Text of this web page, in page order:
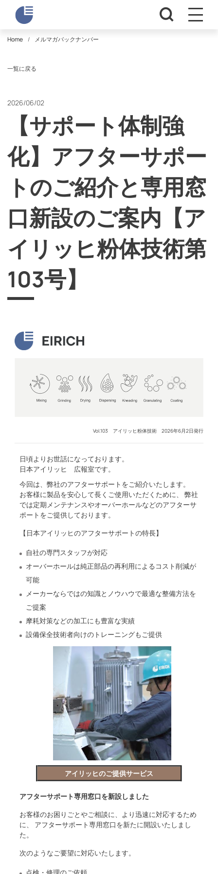
Home メルマガバックナンバー
一覧に戻る
2026/06/02
【サポート体制強
化】アフターサポー
トのご紹介と専用窓
口新設のご案内【ア
イリッヒ粉体技術第
103号】
Vol.103 アイリッヒ粉体技術 2026年6月2日発行
日頃よりお世話になっております。
日本アイリッヒ 広報室です。
今回は、弊社のアフターサポートをご紹介いたします。
お客様に製品を安心して長くご使用いただくために、 弊社
では定期メンテナンスやオーバーホールなどのアフターサ
ポートをご提供しております。
【日本アイリッヒのアフターサポートの特長】
自社の専門スタッフが対応
オーバーホールは純正部品の再利用によるコスト削減が
可能
メーカーならではの知識とノウハウで最適な整備方法を
ご提案
摩耗対策などの加工にも豊富な実績
設備保全技術者向けのトレーニングもご提供
アイリッヒのご提供サービス
アフターサポート専用窓口を新設しました
お客様のお困りごとやご相談に、より迅速に対応するため
に、 アフターサポート専用窓口を新たに開設いたしまし
た。
次のようなご要望に対応いたします。